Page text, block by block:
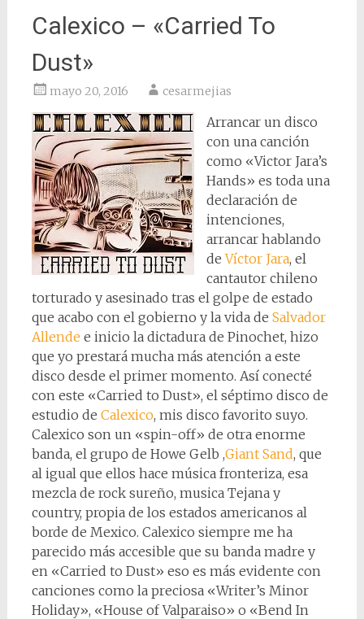
Calexico – «Carried To
Dust»
mayo 20, 2016 cesarmejias
Arrancar un disco
con una canción
como «Victor Jara’s
Hands» es toda una
declaración de
intenciones,
arrancar hablando
deVíctor Jara, el
cantautor chileno
torturado y asesinado tras el golpe de estado
que acabo con el gobierno y la vida de Salvador
Allende e inicio la dictadura de Pinochet, hizo
que yo prestará mucha más atención a este
disco desde el primer momento. Así conecté
con este «Carried to Dust», el séptimo disco de
estudio de Calexico, mis disco favorito suyo.
Calexico son un «spin-off» de otra enorme
banda, el grupo de Howe Gelb ,Giant Sand, que
al igual que ellos hace música fronteriza, esa
mezcla de rock sureño, musica Tejana y
country, propia de los estados americanos al
borde de Mexico. Calexico siempre me ha
parecido más accesible que su banda madre y
en «Carried to Dust» eso es más evidente con
canciones como la preciosa «Writer’s Minor
Holiday», «House of Valparaiso» o «Bend In